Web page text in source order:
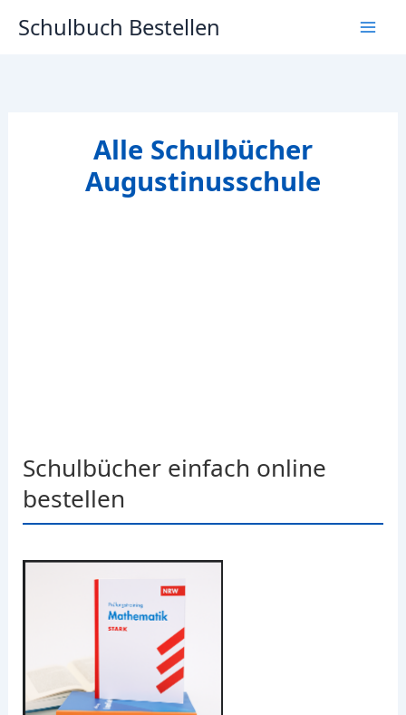
InhaltSchulbuch Bestellen
Alle Schulbücher
Augustinusschule
Schulbücher einfach online
bestellen